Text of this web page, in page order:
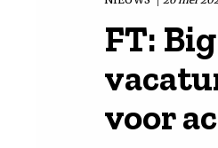
FT:
voor